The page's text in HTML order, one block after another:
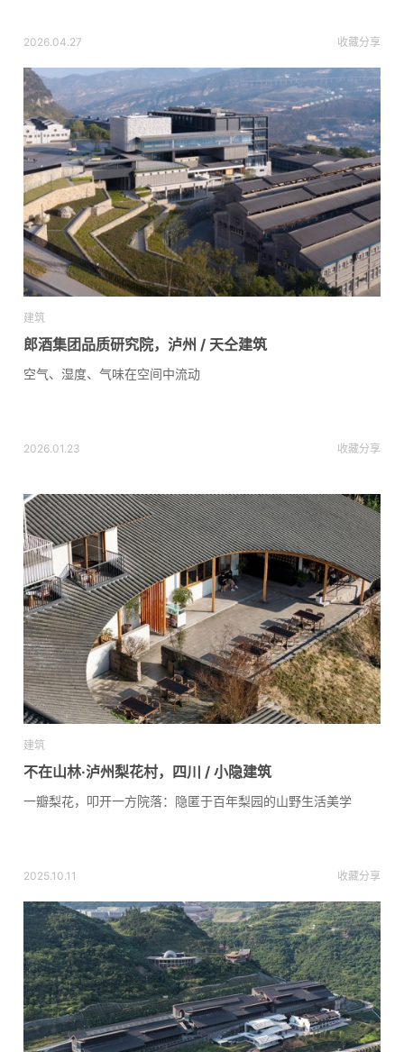
2026.04.27 收藏分享
建筑
郎酒集团品质研究院，泸州 / 天仝建筑
空气、湿度、气味在空间中流动
2026.01.23 收藏分享
建筑
不在山林·泸州梨花村，四川 / 小隐建筑
一瓣梨花，叩开一方院落：隐匿于百年梨园的山野生活美学
2025.10.11 收藏分享